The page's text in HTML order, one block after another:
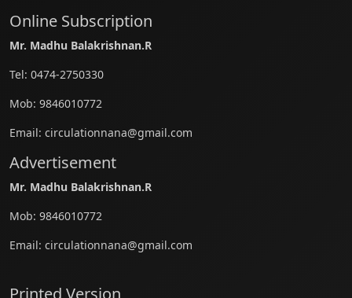
Online Subscription
Mr. Madhu Balakrishnan.R
Tel: 0474-2750330
Mob: 9846010772
Email: circulationnana@gmail.com
Advertisement
Mr. Madhu Balakrishnan.R
Mob: 9846010772
Email: circulationnana@gmail.com